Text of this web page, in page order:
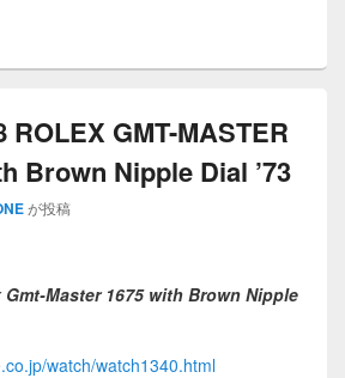
ROLEX GMT-MASTER
Brown Nipple Dial ’73
が投稿
Gmt-Master 1675 with Brown Nipple
watch/watch1340.html